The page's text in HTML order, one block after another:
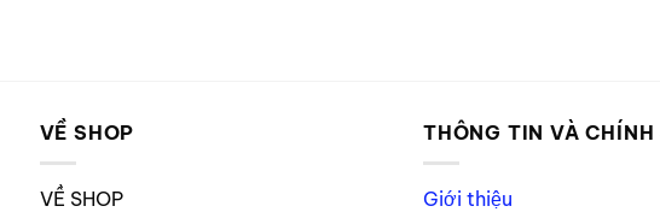
VỀ SHOP
VỀ SHOP
THÔNG TIN VÀ CHÍNH
Giới thiệu